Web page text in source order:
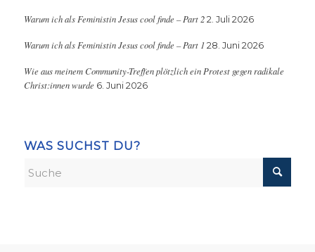
Warum ich als Feministin Jesus cool finde – Part 2 2. Juli 2026
Warum ich als Feministin Jesus cool finde – Part 1 28. Juni 2026
Wie aus meinem Community-Treffen plötzlich ein Protest gegen radikale
Christ:innen wurde 6. Juni 2026
WAS SUCHST DU?